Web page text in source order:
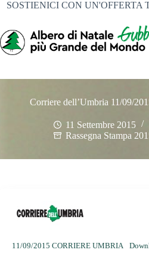
SOSTIENICI CON UN'OFFERTA
Corriere dell’Umbria 11/09/
11 Settembre 2015
Rassegna Stampa
11/09/2015 CORRIERE UMBRIA